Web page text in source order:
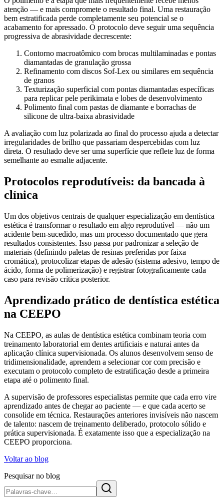
atenção — e mais compromete o resultado final. Uma restauração
bem estratificada perde completamente seu potencial se o
acabamento for apressado. O protocolo deve seguir uma sequência
progressiva de abrasividade decrescente:
Contorno macroatômico com brocas multilaminadas e pontas
diamantadas de granulação grossa
Refinamento com discos Sof-Lex ou similares em sequência
de granos
Texturização superficial com pontas diamantadas específicas
para replicar pele perikimata e lobes de desenvolvimento
Polimento final com pastas de diamante e borrachas de
silicone de ultra-baixa abrasividade
A avaliação com luz polarizada ao final do processo ajuda a detectar
irregularidades de brilho que passariam despercebidas com luz
direta. O resultado deve ser uma superfície que reflete luz de forma
semelhante ao esmalte adjacente.
Protocolos reprodutíveis: da bancada à
clínica
Um dos objetivos centrais de qualquer especialização em dentística
estética é transformar o resultado em algo reprodutível — não um
acidente bem-sucedido, mas um processo documentado que gera
resultados consistentes. Isso passa por padronizar a seleção de
materiais (definindo paletas de resinas preferidas por faixa
cromática), protocolizar etapas de adesão (sistema adesivo, tempo de
ácido, forma de polimerização) e registrar fotograficamente cada
caso para revisão crítica posterior.
Aprendizado prático de dentística estética
na CEEPO
Na CEEPO, as aulas de dentística estética combinam teoria com
treinamento laboratorial em dentes artificiais e naturai antes da
aplicação clínica supervisionada. Os alunos desenvolvem senso de
tridimensionalidade, aprendem a selecionar cor com precisão e
executam o protocolo completo de estratificação desde a primeira
etapa até o polimento final.
A supervisão de professores especialistas permite que cada erro vire
aprendizado antes de chegar ao paciente — e que cada acerto se
consolide em técnica. Restaurações anteriores invisíveis não nascem
de talento: nascem de treinamento deliberado, protocolo sólido e
prática supervisionada. É exatamente isso que a especialização na
CEEPO proporciona.
Voltar ao blog
Pesquisar no blog